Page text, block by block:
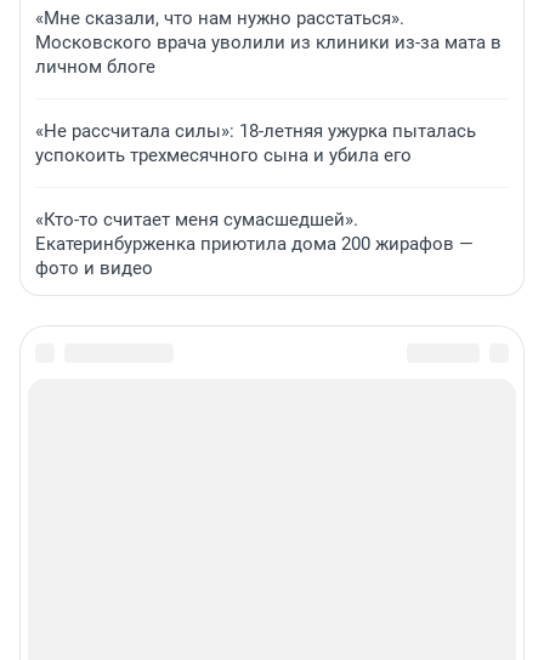
«Мне сказали, что нам нужно расстаться».
Московского врача уволили из клиники из-за мата в
личном блоге
«Не рассчитала силы»: 18-летняя ужурка пыталась
успокоить трехмесячного сына и убила его
«Кто-то считает меня сумасшедшей».
Екатеринбурженка приютила дома 200 жирафов —
фото и видео